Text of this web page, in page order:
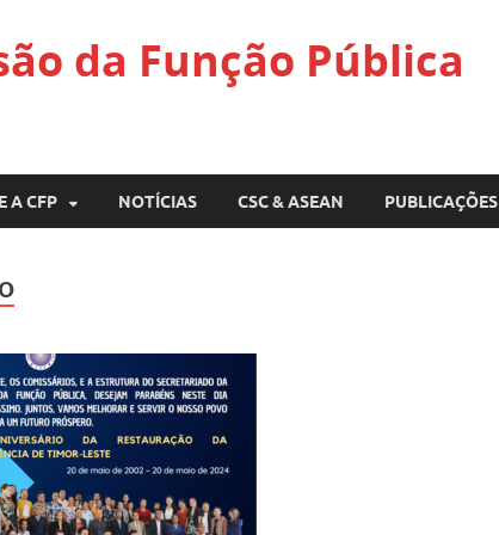
da Função Pública
A CFP NOTÍCIAS CSC & ASEAN PUBLICAÇÕES